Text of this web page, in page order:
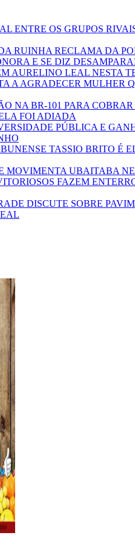
E SE DIZ
FOI ADIADA